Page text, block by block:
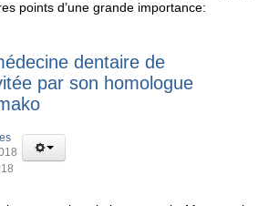
points d’une grande importance:
dentaire de
par son homologue